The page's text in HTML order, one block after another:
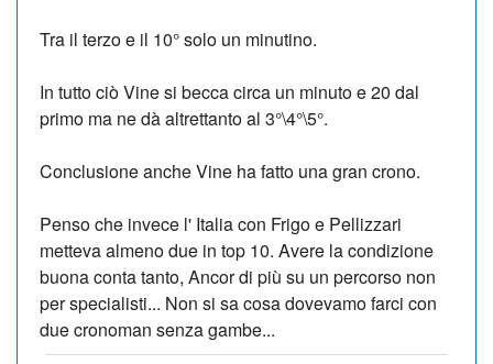
Tra il terzo e il 10° solo un minutino.
In tutto ciò Vine si becca circa un minuto e 20 dal
primo ma ne dà altrettanto al 3°\4°\5°.
Conclusione anche Vine ha fatto una gran crono.
Penso che invece l' Italia con Frigo e Pellizzari
metteva almeno due in top 10. Avere la condizione
buona conta tanto, Ancor di più su un percorso non
per specialisti... Non si sa cosa dovevamo farci con
due cronoman senza gambe...